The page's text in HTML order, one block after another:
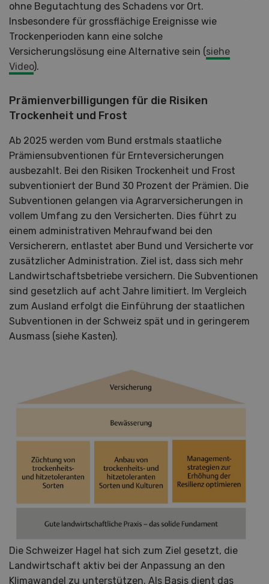
ohne Begutachtung des Schadens vor Ort.
Insbesondere für grossflächige Ereignisse wie
Trockenperioden kann eine solche
Versicherungslösung eine Alternative sein (siehe
Video).
Prämienverbilligungen für die Risiken
Trockenheit und Frost
Ab 2025 werden vom Bund erstmals staatliche
Prämiensubventionen für Ernteversicherungen
ausbezahlt. Bei den Risiken Trockenheit und Frost
subventioniert der Bund 30 Prozent der Prämien. Die
Subventionen gelangen via Agrarversicherungen in
vollem Umfang zu den Versicherten. Dies führt zu
einem administrativen Mehraufwand bei den
Versicherern, entlastet aber Bund und Versicherte vor
zusätzlicher Administration. Ziel ist, dass sich mehr
Landwirtschaftsbetriebe versichern. Die Subventionen
sind gesetzlich auf acht Jahre limitiert. Im Vergleich
zum Ausland erfolgt die Einführung der staatlichen
Subventionen in der Schweiz spät und in geringerem
Ausmass (siehe Kasten).
Die Schweizer Hagel hat sich zum Ziel gesetzt, die
Landwirtschaft aktiv bei der Anpassung an den
Klimawandel zu unterstützen. Als Basis dient das